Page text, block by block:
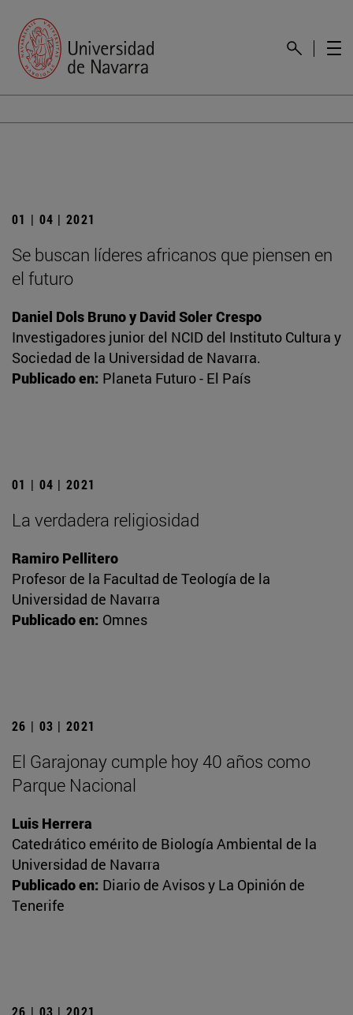
01 | 04 | 2021
Se buscan líderes africanos que piensen en
el futuro
Daniel Dols Bruno y David Soler Crespo
Investigadores junior del NCID del Instituto Cultura y
Sociedad de la Universidad de Navarra.
Publicado en: Planeta Futuro - El País
01 | 04 | 2021
La verdadera religiosidad
Ramiro Pellitero
Profesor de la Facultad de Teología de la
Universidad de Navarra
Publicado en: Omnes
26 | 03 | 2021
El Garajonay cumple hoy 40 años como
Parque Nacional
Luis Herrera
Catedrático emérito de Biología Ambiental de la
Universidad de Navarra
Publicado en: Diario de Avisos y La Opinión de
Tenerife
26 | 03 | 2021